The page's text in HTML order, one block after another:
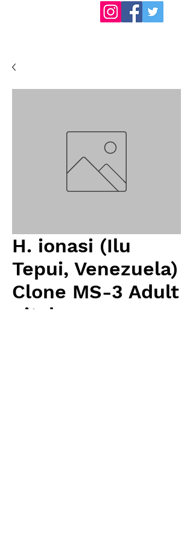
H. ionasi (Ilu
Tepui, Venezuela)
Clone MS-3 Adult
pitchers - young